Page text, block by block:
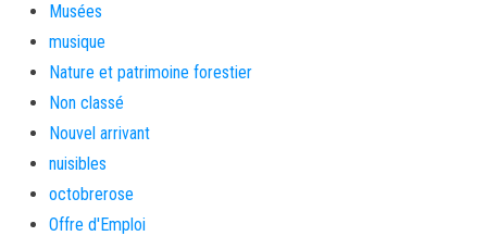
Musées
musique
Nature et patrimoine forestier
Non classé
Nouvel arrivant
nuisibles
octobrerose
Offre d'Emploi